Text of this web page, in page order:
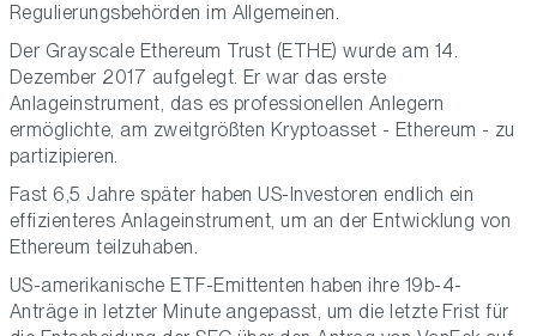
Regulierungsbehörden im Allgemeinen.
Der Grayscale Ethereum Trust (ETHE) wurde am 14.
Dezember 2017 aufgelegt. Er war das erste
Anlageinstrument, das es professionellen Anlegern
ermöglichte, am zweitgrößten Kryptoasset - Ethereum - zu
partizipieren.
Fast 6,5 Jahre später haben US-Investoren endlich ein
effizienteres Anlageinstrument, um an der Entwicklung von
Ethereum teilzuhaben.
US-amerikanische ETF-Emittenten haben ihre 19b-4-
Anträge in letzter Minute angepasst, um die letzte Frist für